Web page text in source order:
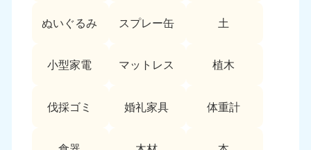
ぬいぐるみ スプレー缶 土
小型家電 マットレス 植木
伐採ゴミ 婚礼家具 体重計
050-1881-5255
9:00〜19:00 年中無休
050-1881-5259
9:00〜19:00 年中無休
静岡県 長野県